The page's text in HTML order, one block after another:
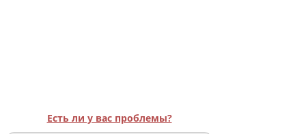
Есть ли у вас проблемы?